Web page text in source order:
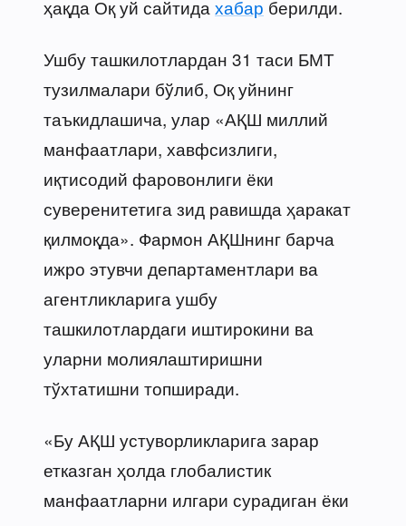
ҳақда Оқ уй сайтида хабар берилди.
Ушбу ташкилотлардан 31 таси БМТ
тузилмалари бўлиб, Оқ уйнинг
таъкидлашича, улар «АҚШ миллий
манфаатлари, хавфсизлиги,
иқтисодий фаровонлиги ёки
суверенитетига зид равишда ҳаракат
қилмоқда». Фармон АҚШнинг барча
ижро этувчи департаментлари ва
агентликларига ушбу
ташкилотлардаги иштирокини ва
уларни молиялаштиришни
тўхтатишни топширади.
«Бу АҚШ устуворликларига зарар
етказган ҳолда глобалистик
манфаатларни илгари сурадиган ёки